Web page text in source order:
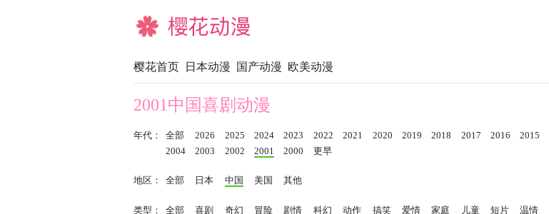
樱花动漫
樱花首页 日本动漫 国产动漫 欧美动漫
2001中国喜剧动漫
年代： 全部 2026 2025 2024 2023 2022 2021 2020 2019 2018 2017 2016 2015
2004
2003 2002 2001 2000 更早
地区： 全部 日本 中国 美国 其他
类型： 全部 喜剧 奇幻 冒险 剧情 科幻 动作 搞笑 爱情 家庭 儿童 短片 温情